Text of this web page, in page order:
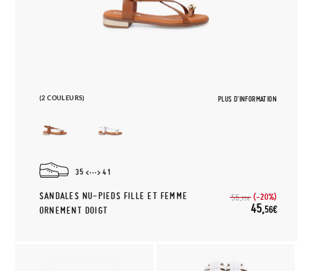
(2 COULEURS) PLUS D'INFORMATION
35 41
SANDALES NU-PIEDS FILLE ET FEMME
ORNEMENT DOIGT
56,95€ (-20%)
45,56€